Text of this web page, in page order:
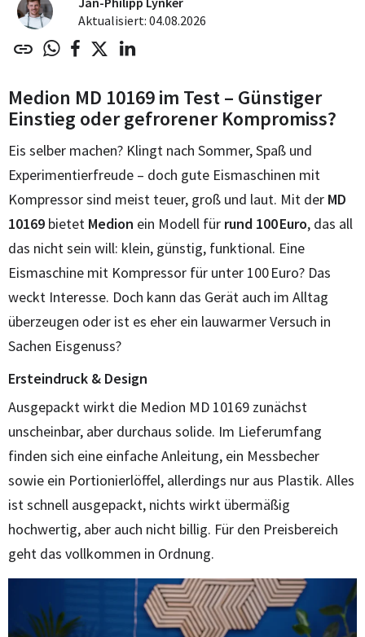
Aktualisiert: 04.08.2026
Medion MD 10169 im Test – Günstiger
Einstieg oder gefrorener Kompromiss?
Eis selber machen? Klingt nach Sommer, Spaß und
Experimentierfreude – doch gute Eismaschinen mit
Kompressor sind meist teuer, groß und laut. Mit der MD
10169 bietet Medion ein Modell für rund 100 Euro, das all
das nicht sein will: klein, günstig, funktional. Eine
Eismaschine mit Kompressor für unter 100 Euro? Das
weckt Interesse. Doch kann das Gerät auch im Alltag
überzeugen oder ist es eher ein lauwarmer Versuch in
Sachen Eisgenuss?
Ersteindruck & Design
Ausgepackt wirkt die Medion MD 10169 zunächst
unscheinbar, aber durchaus solide. Im Lieferumfang
finden sich eine einfache Anleitung, ein Messbecher
sowie ein Portionierlöffel, allerdings nur aus Plastik. Alles
ist schnell ausgepackt, nichts wirkt übermäßig
hochwertig, aber auch nicht billig. Für den Preisbereich
geht das vollkommen in Ordnung.